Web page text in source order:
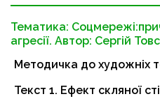
Тематика:
агресії. Автор: Сергій
Методичка до художніх
Текст 1. Ефект скляної